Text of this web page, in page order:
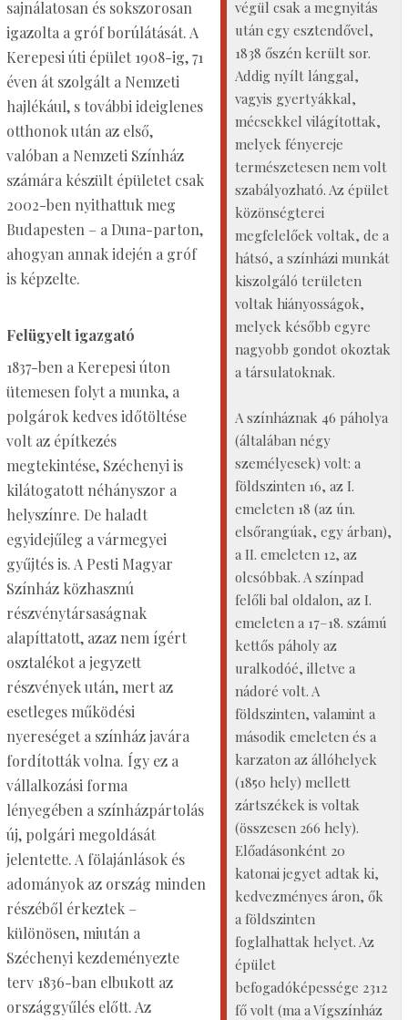
végül csak a megnyitás
után egy esztendővel,
1838 őszén került sor.
Addig nyílt lánggal,
vagyis gyertyákkal,
mécsekkel világítottak,
melyek fényereje
természetesen nem volt
szabályozható. Az épület
közönségterei
megfelelőek voltak, de a
hátsó, a színházi munkát
kiszolgáló területen
voltak hiányosságok,
melyek később egyre
nagyobb gondot okoztak
a társulatoknak.
A színháznak 46 páholya
(általában négy
személyesek) volt: a
földszinten 16, az I.
emeleten 18 (az ún.
elsőrangúak, egy árban),
a II. emeleten 12, az
olcsóbbak. A színpad
felőli bal oldalon, az I.
emeleten a 17–18. számú
kettős páholy az
uralkodóé, illetve a
nádoré volt. A
földszinten, valamint a
második emeleten és a
karzaton az állóhelyek
(1850 hely) mellett
zártszékek is voltak
(összesen 266 hely).
Előadásonként 20
katonai jegyet adtak ki,
kedvezményes áron, ők
a földszinten
foglalhattak helyet. Az
épület
befogadóképessége 2312
fő volt (ma a Vígszínház
sajnálatosan és sokszorosan
igazolta a gróf borúlátását. A
Kerepesi úti épület 1908-ig, 71
éven át szolgált a Nemzeti
hajlékául, s további ideiglenes
otthonok után az első,
valóban a Nemzeti Színház
számára készült épületet csak
2002-ben nyithattuk meg
Budapesten – a Duna-parton,
ahogyan annak idején a gróf
is képzelte.
Felügyelt igazgató
1837-ben a Kerepesi úton
ütemesen folyt a munka, a
polgárok kedves időtöltése
volt az építkezés
megtekintése, Széchenyi is
kilátogatott néhányszor a
helyszínre. De haladt
egyidejűleg a vármegyei
gyűjtés is. A Pesti Magyar
Színház közhasznú
részvénytársaságnak
alapíttatott, azaz nem ígért
osztalékot a jegyzett
részvények után, mert az
esetleges működési
nyereséget a színház javára
fordították volna. Így ez a
vállalkozási forma
lényegében a színházpártolás
új, polgári megoldását
jelentette. A fölajánlások és
adományok az ország minden
részéből érkeztek –
különösen, miután a
Széchenyi kezdeményezte
terv 1836-ban elbukott az
országgyűlés előtt. Az